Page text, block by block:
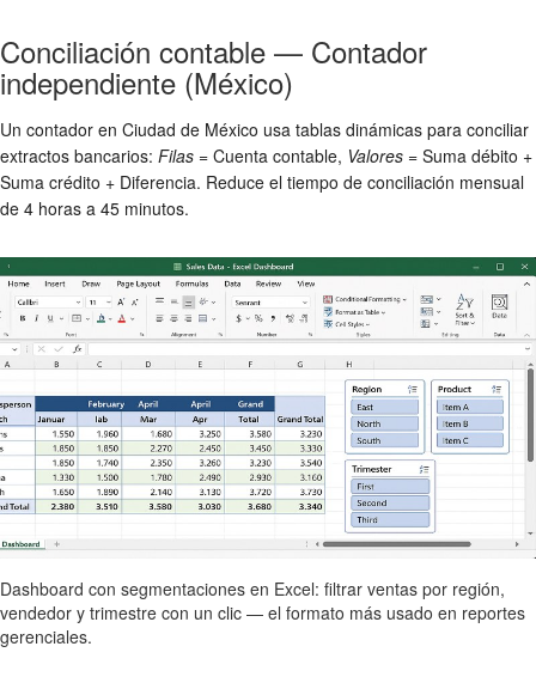
Conciliación contable — Contador
independiente (México)
Un contador en Ciudad de México usa tablas dinámicas para conciliar
extractos bancarios: Filas = Cuenta contable, Valores = Suma débito +
Suma crédito + Diferencia. Reduce el tiempo de conciliación mensual
de 4 horas a 45 minutos.
Dashboard con segmentaciones en Excel: filtrar ventas por región,
vendedor y trimestre con un clic — el formato más usado en reportes
gerenciales.